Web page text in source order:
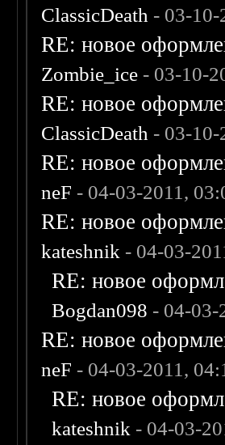
ClassicDeath - 03-10-
RE: новое
Zombie_ice - 03-10-
RE: новое
ClassicDeath - 03-10-
RE: новое
neF - 04-03-2011,
RE: новое
kateshnik - 04-03-
RE: новое
Bogdan098 - 04-03-
RE: новое
neF - 04-03-2011,
RE: новое
kateshnik - 04-03-